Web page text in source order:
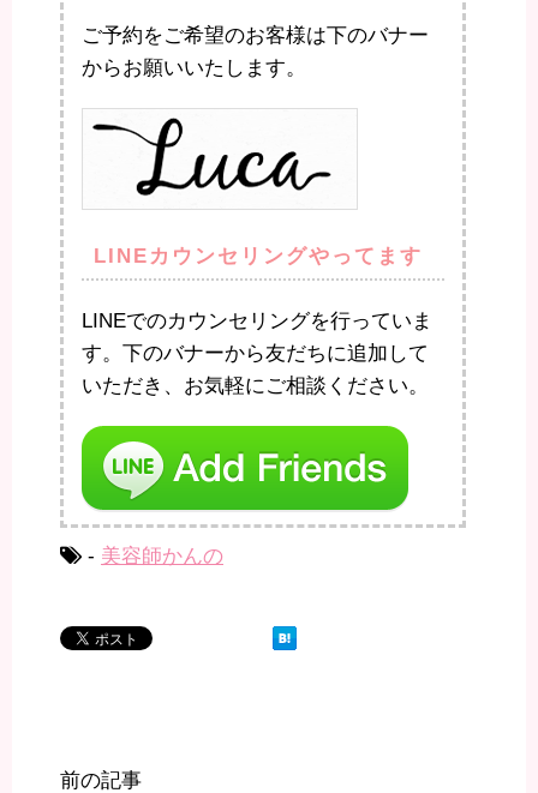
ご予約をご希望のお客様は下のバナー
からお願いいたします。
LINEカウンセリングやってます
LINEでのカウンセリングを行っていま
す。下のバナーから友だちに追加して
いただき、お気軽にご相談ください。
- 美容師かんの
前の記事